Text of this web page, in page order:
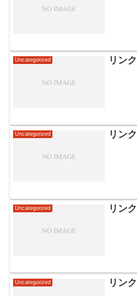
Uncategorized リン
Uncategorized リン
Uncategorized リン
Uncategorized リン